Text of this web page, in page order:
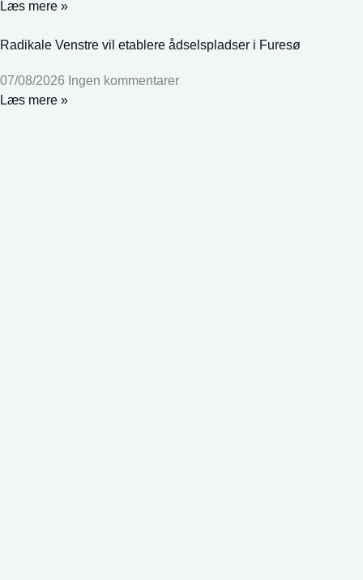
Læs mere »
Radikale Venstre vil etablere ådselspladser i Furesø
07/08/2026 Ingen kommentarer
Læs mere »